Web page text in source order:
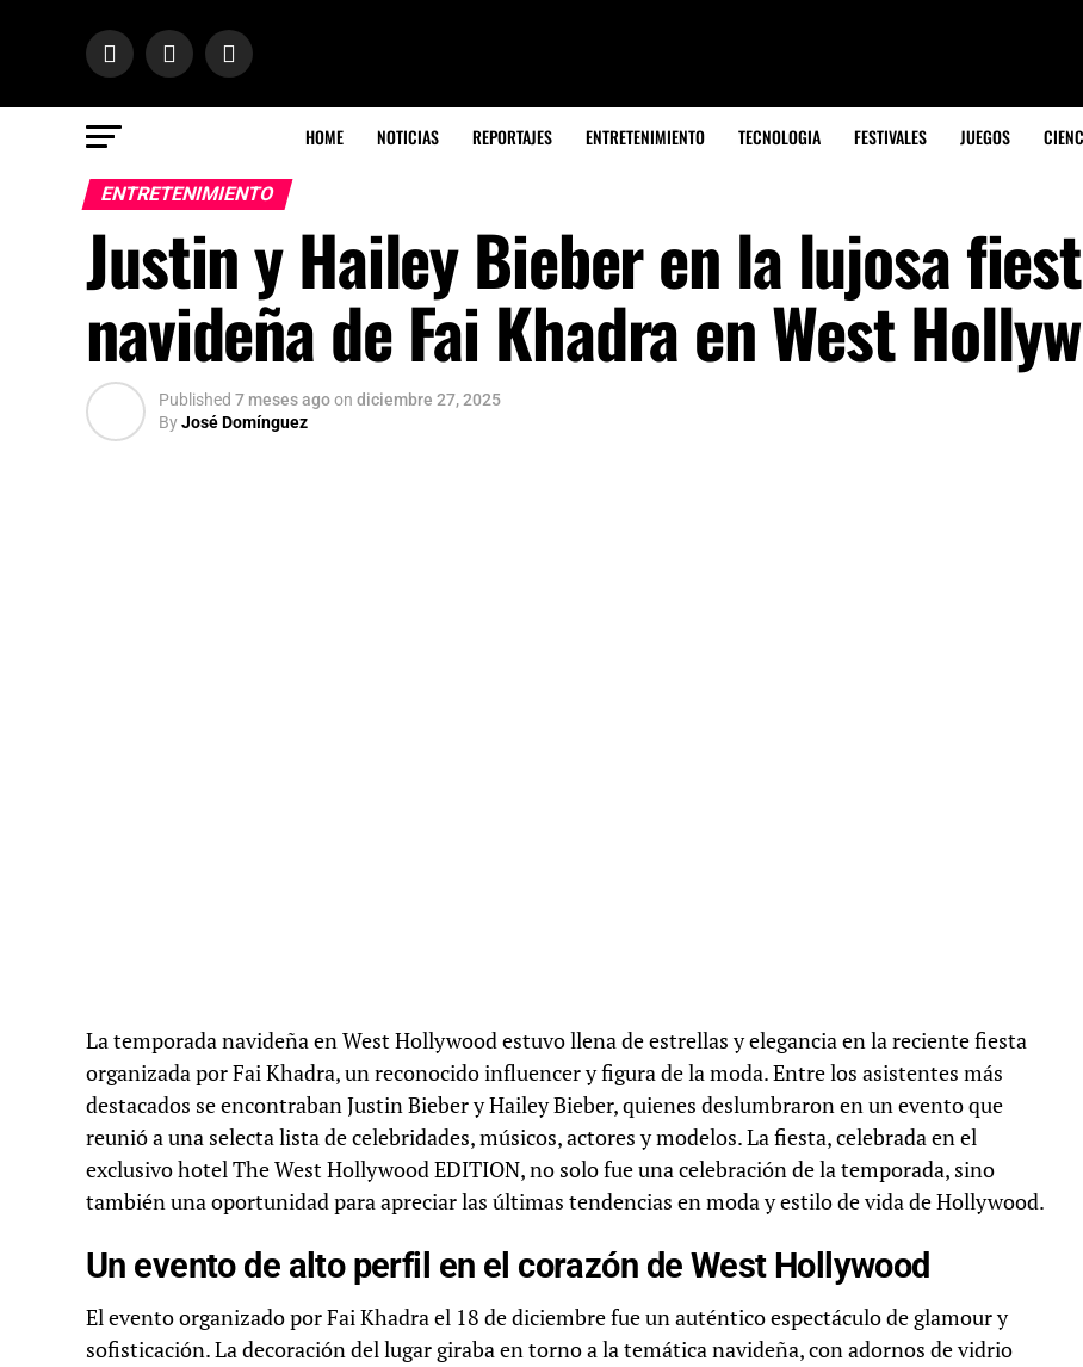
HOME NOTICIAS REPORTAJES ENTRETENIMIENTO TECNOLOGIA FESTIVALES JUEGOS
ENTRETENIMIENTO
Justin y Hailey Bieber en la lujosa
navideña de Fai Khadra en West
Published 7 meses agoon diciembre 27, 2025
ByJosé Domínguez
La temporada navideña en West Hollywood estuvo llena de estrellas y elegancia en la reciente fiesta
organizada por Fai Khadra, un reconocido influencer y figura de la moda. Entre los asistentes más
destacados se encontraban Justin Bieber y Hailey Bieber, quienes deslumbraron en un evento que
reunió a una selecta lista de celebridades, músicos, actores y modelos. La fiesta, celebrada en el
exclusivo hotel The West Hollywood EDITION, no solo fue una celebración de la temporada, sino
también una oportunidad para apreciar las últimas tendencias en moda y estilo de vida de Hollywood.
Un evento de alto perfil en el corazón de West Hollywood
El evento organizado por Fai Khadra el 18 de diciembre fue un auténtico espectáculo de glamour y
sofisticación. La decoración del lugar giraba en torno a la temática navideña, con adornos de vidrio